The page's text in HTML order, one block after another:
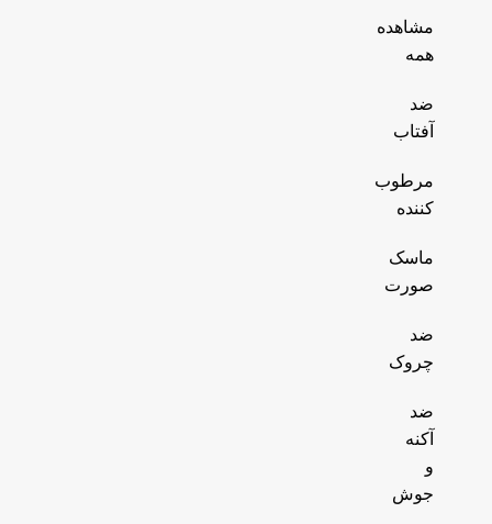
مشاهده
همه
ضد
آفتاب
مرطوب
کننده
ماسک
صورت
ضد
چروک
ضد
آکنه
و
جوش